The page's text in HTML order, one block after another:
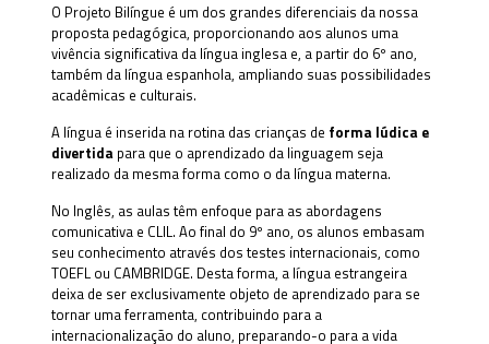
O Projeto Bilíngue é um dos grandes diferenciais da nossa
proposta pedagógica, proporcionando aos alunos uma
vivência significativa da língua inglesa e, a partir do 6º ano,
também da língua espanhola, ampliando suas possibilidades
acadêmicas e culturais.
A língua é inserida na rotina das crianças de forma lúdica e
divertidapara que o aprendizado da linguagem seja
realizado da mesma forma como o da língua materna.
No Inglês, as aulas têm enfoque para as abordagens
comunicativa e CLIL. Ao final do 9º ano, os alunos embasam
seu conhecimento através dos testes internacionais, como
TOEFL ou CAMBRIDGE. Desta forma, a língua estrangeira
deixa de ser exclusivamente objeto de aprendizado para se
tornar uma ferramenta, contribuindo para a
internacionalização do aluno, preparando-o para a vida